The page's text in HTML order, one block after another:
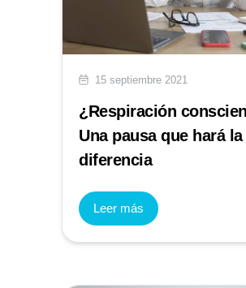
15 septiembre 2021
¿Respiración
Una pausa que hará la
diferencia
Leer más